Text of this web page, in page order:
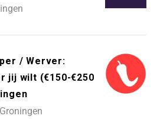
/ Werver:
jij wilt (€150-€250
Groningen